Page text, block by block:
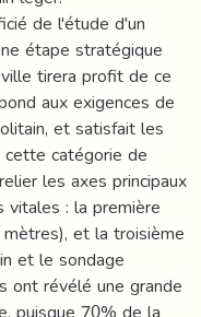
de l'étude d'un
étape stratégique
tirera profit de ce
aux exigences de
et satisfait les
catégorie de
les axes principaux
: la première
et la troisième
et le sondage
ont révélé une grande